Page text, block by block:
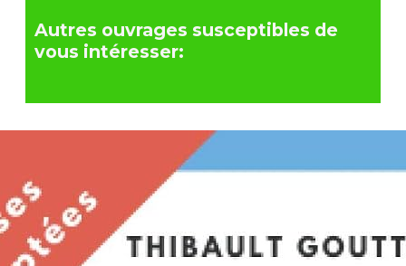
Autres ouvrages susceptibles de
vous intéresser: